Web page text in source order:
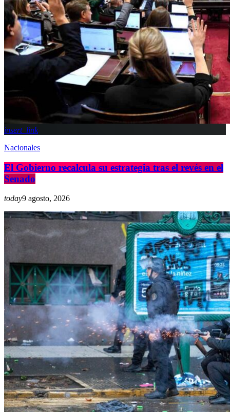
insert_link
Nacionales
El Gobierno recalcula su estrategia tras el revés en el
Senado
today9 agosto, 2026